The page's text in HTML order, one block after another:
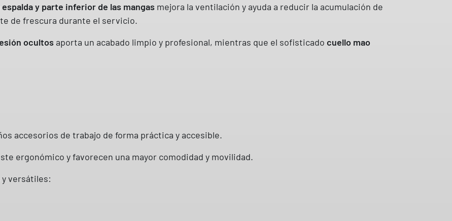
r
g
r
u
y parte inferior de las mangas mejora la ventilación y ayuda a reducir la acumulación de
de frescura durante el servicio.
ocultos aporta un acabado limpio y profesional, mientras que el sofisticado cuello mao
accesorios de trabajo de forma práctica y accesible.
ergonómico y favorecen una mayor comodidad y movilidad.
versátiles: